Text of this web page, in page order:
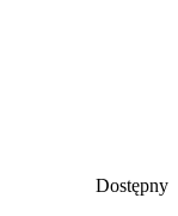
Dostępny